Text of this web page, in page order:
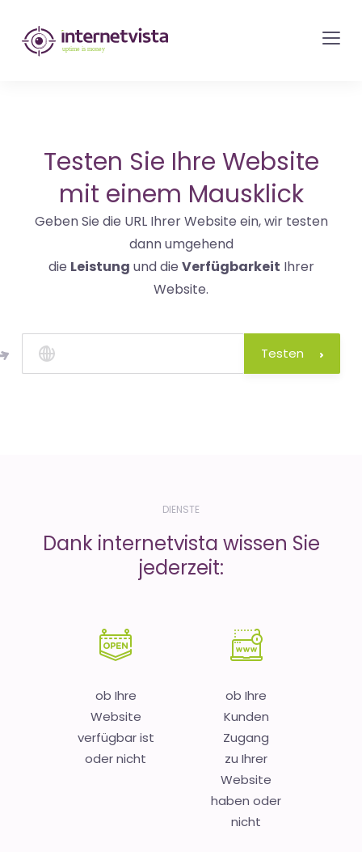
internetvista
Monitoring
Websites
und
Internet-
Diensten
Uptime
Testen Sie Ihre Website
mit einem Mausklick
Geben Sie die URL Ihrer Website ein, wir testen
dann umgehend
die Leistung und die Verfügbarkeit Ihrer
Website.
Testen
DIENSTE
Dank internetvista wissen Sie
jederzeit:
ob Ihre
Website
verfügbar ist
oder nicht
ob Ihre
Kunden
Zugang
zu Ihrer
Website
haben oder
nicht